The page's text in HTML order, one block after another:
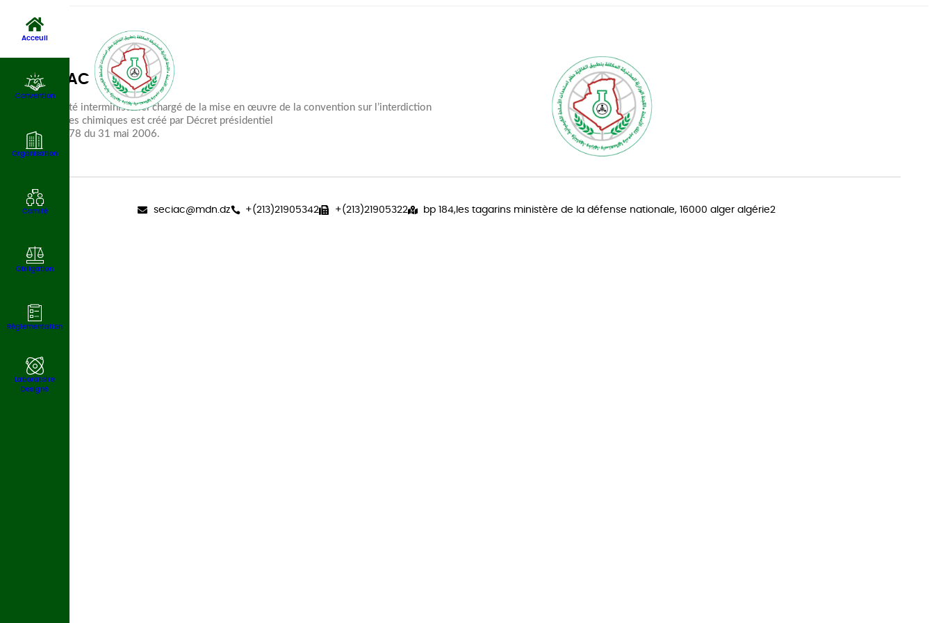
Acceuil
Convention
Organisation
Comité
Obligation
Règlementation
Laboratoire
Designé
SECIAC
Le comité interministériel chargé de la mise en œuvre de la convention sur l’interdiction
des armes chimiques est créé par Décret présidentiel
n° 06-178 du 31 mai 2006.
seciac@mdn.dz +(213)21905342 +(213)21905322 bp 184,les tagarins ministère de la défense nationale, 16000 alger algérie2